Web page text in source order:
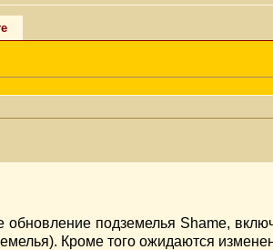
обновление подземелья Shame,
Кроме того ожидаются